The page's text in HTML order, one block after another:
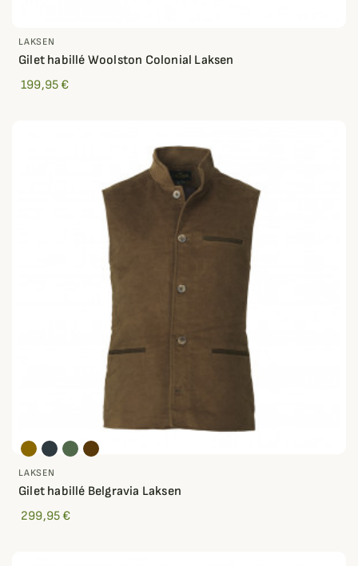
LAKSEN
Gilet habillé Woolston Colonial Laksen
199,95 €
LAKSEN
Gilet habillé Belgravia Laksen
299,95 €